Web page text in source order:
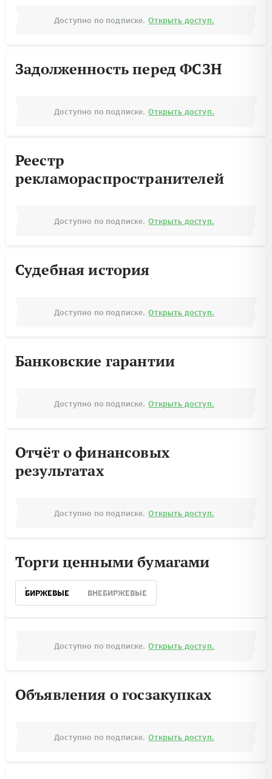
Доступно по подписке. Открыть доступ.
Задолженность перед ФСЗН
Доступно по подписке. Открыть доступ.
Реестр
рекламораспространителей
Доступно по подписке. Открыть доступ.
Судебная история
Доступно по подписке. Открыть доступ.
Банковские гарантии
Доступно по подписке. Открыть доступ.
Отчёт о финансовых
результатах
Доступно по подписке. Открыть доступ.
Торги ценными бумагами
БИРЖЕВЫЕ ВНЕБИРЖЕВЫЕ
Доступно по подписке. Открыть доступ.
Объявления о госзакупках
Доступно по подписке. Открыть доступ.